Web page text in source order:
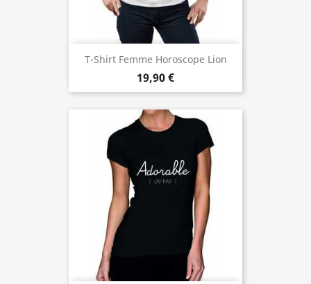
T-Shirt Femme Horoscope Lion
19,90 €